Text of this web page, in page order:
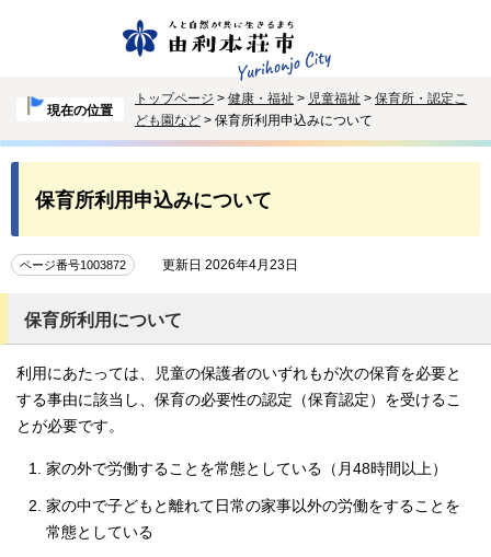
現在の位置
トップページ > 健康・福祉 > 児童福祉 > 保育所・認定こ
ども園など > 保育所利用申込みについて
保育所利用申込みについて
ページ番号1003872 更新日 2026年4月23日
保育所利用について
利用にあたっては、児童の保護者のいずれもが次の保育を必要と
する事由に該当し、保育の必要性の認定（保育認定）を受けるこ
とが必要です。
家の外で労働することを常態としている（月48時間以上）
家の中で子どもと離れて日常の家事以外の労働をすることを
常態としている